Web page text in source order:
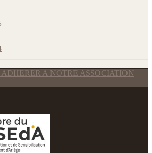
A NOTRE ASSOCIATION